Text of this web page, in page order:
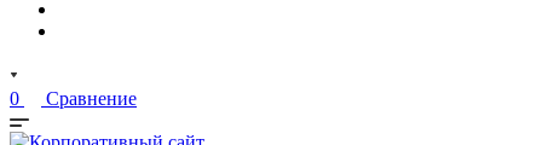
0 Сравнение